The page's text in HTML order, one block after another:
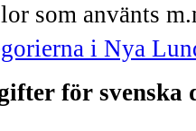
som använts
i Nya
för svenska